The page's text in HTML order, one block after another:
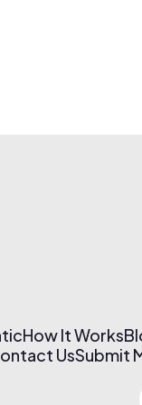
How It Works
UsSubmit